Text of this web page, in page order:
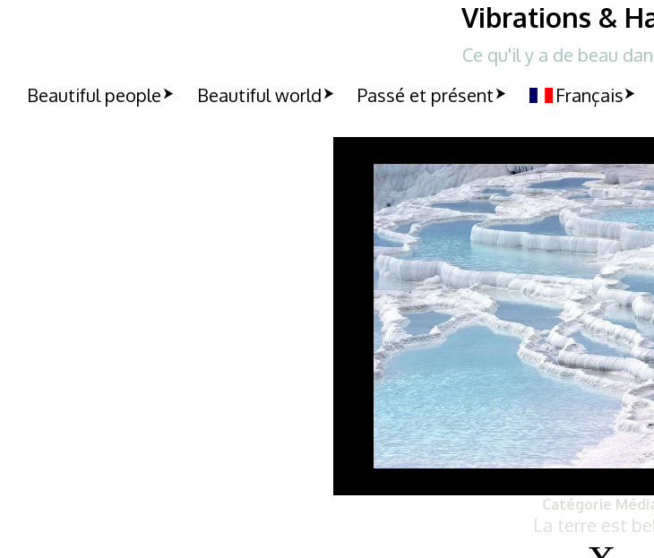
Vibrations &
Ce qu'il y a de beau
Beautiful people
Beautiful world Passé et présent Français
Catégorie
La terre est